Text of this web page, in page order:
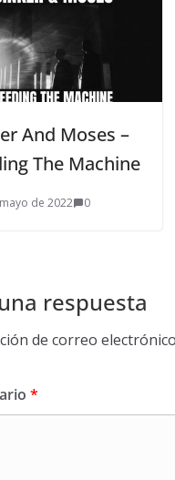
And Moses –
The Machine
de 2022 0
respuesta
de correo
*